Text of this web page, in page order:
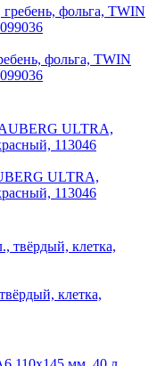
фольга, TWIN
ULTRA,
113046
клетка,